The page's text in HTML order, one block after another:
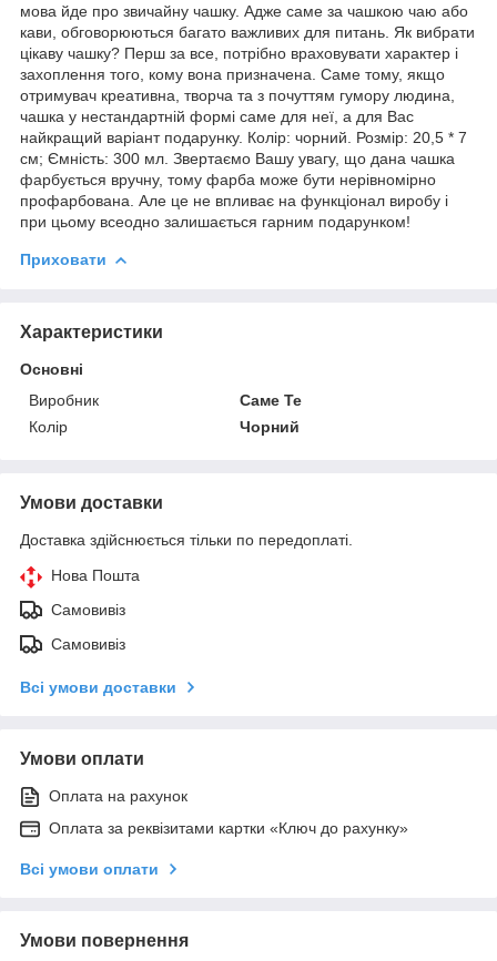
мова йде про звичайну чашку. Адже саме за чашкою чаю або
кави, обговорюються багато важливих для питань. Як вибрати
цікаву чашку? Перш за все, потрібно враховувати характер і
захоплення того, кому вона призначена. Саме тому, якщо
отримувач креативна, творча та з почуттям гумору людина,
чашка у нестандартній формі саме для неї, а для Вас
найкращий варіант подарунку. Колір: чорний. Розмір: 20,5 * 7
см; Ємність: 300 мл. Звертаємо Вашу увагу, що дана чашка
фарбується вручну, тому фарба може бути нерівномірно
профарбована. Але це не впливає на функціонал виробу і
при цьому всеодно залишається гарним подарунком!
Приховати
Характеристики
Основні
Виробник
Саме Те
Колір
Чорний
Умови доставки
Доставка здійснюється тільки по передоплаті.
Нова Пошта
Самовивіз
Самовивіз
Всі умови доставки
Умови оплати
Оплата на рахунок
Оплата за реквізитами картки «Ключ до рахунку»
Всі умови оплати
Умови повернення